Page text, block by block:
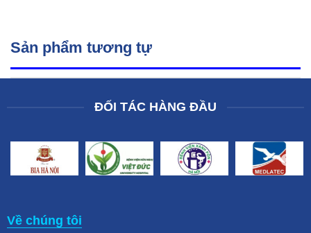
Sản phẩm tương tự
ĐỐI TÁC HÀNG ĐẦU
Về chúng tôi